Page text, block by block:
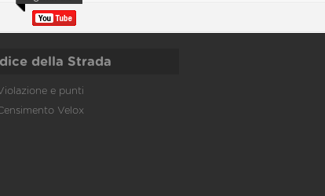
della Strada
e punti
Velox